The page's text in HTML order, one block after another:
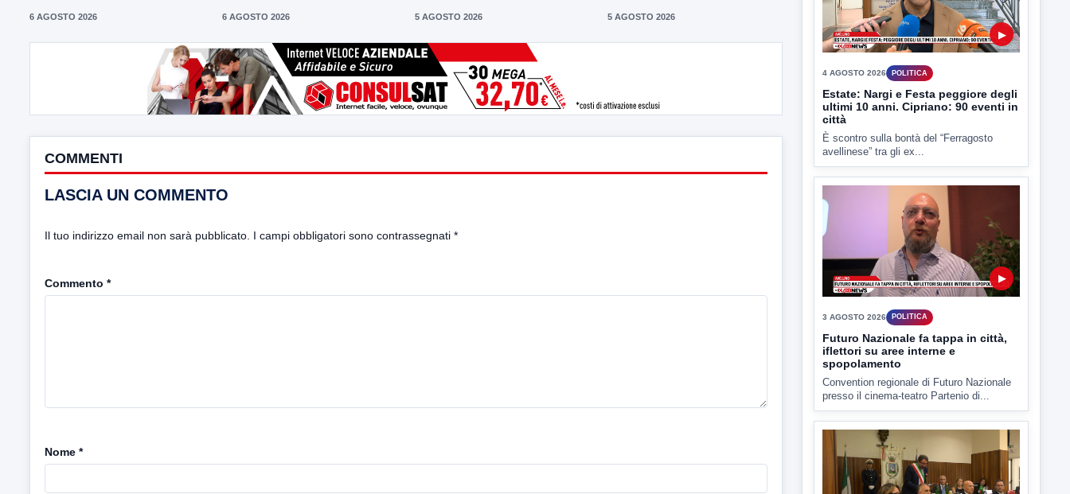
6 AGOSTO 2026 6 AGOSTO 2026 5 AGOSTO 2026 5 AGOSTO 2026
COMMENTI
LASCIA UN COMMENTO
Il tuo indirizzo email non sarà pubblicato. I campi obbligatori sono contrassegnati *
Commento *
Nome *
▶
4 AGOSTO 2026 POLITICA
Estate: Nargi e Festa peggiore degli
ultimi 10 anni. Cipriano: 90 eventi in
città
È scontro sulla bontà del “Ferragosto
avellinese” tra gli ex...
▶
3 AGOSTO 2026 POLITICA
Futuro Nazionale fa tappa in città,
iflettori su aree interne e
spopolamento
Convention regionale di Futuro Nazionale
presso il cinema-teatro Partenio di...